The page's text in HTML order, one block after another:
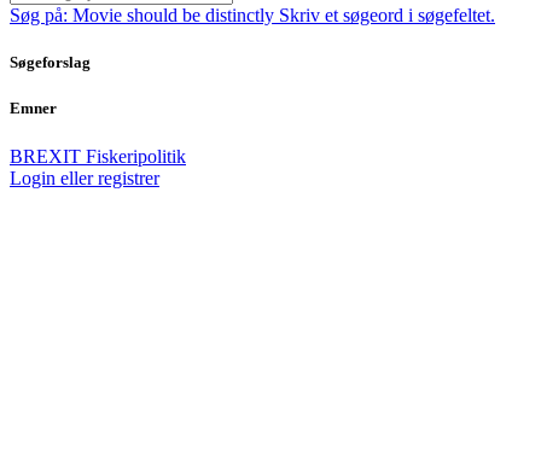
Søg på: Movie should be distinctly Skriv et søgeord i søgefeltet.
Søgeforslag
Emner
BREXIT Fiskeripolitik
Login eller registrer